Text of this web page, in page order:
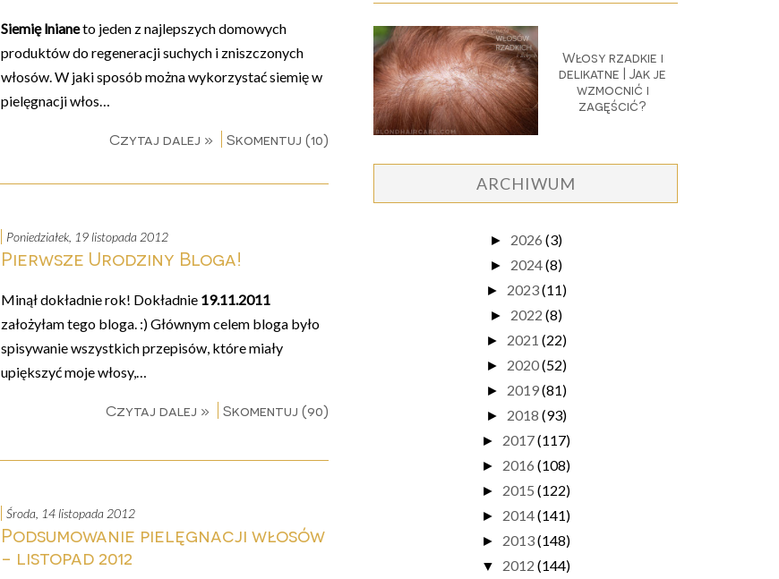
Siemię lnianeto jeden z najlepszych domowych
produktów do regeneracji suchych i zniszczonych
włosów. W jaki sposób można wykorzystać siemię w
pielęgnacji włos…
Czytaj dalej » Skomentuj (10)
poniedziałek, 19 listopada 2012
Pierwsze Urodziny Bloga!
Minął dokładnie rok! Dokładnie 19.11.2011
założyłam tego bloga. :) Głównym celem bloga było
spisywanie wszystkich przepisów, które miały
upiększyć moje włosy,…
Czytaj dalej » Skomentuj (90)
środa, 14 listopada 2012
Podsumowanie pielęgnacji włosów
- listopad 2012
Włosy rzadkie i
delikatne | Jak je
wzmocnić i
zagęścić?
ARCHIWUM
► 2026 (3)
► 2024(8)
► 2023(11)
► 2022 (8)
► 2021 (22)
► 2020(52)
► 2019(81)
► 2018 (93)
► 2017(117)
► 2016 (108)
► 2015 (122)
► 2014(141)
► 2013(148)
▼ 2012 (144)